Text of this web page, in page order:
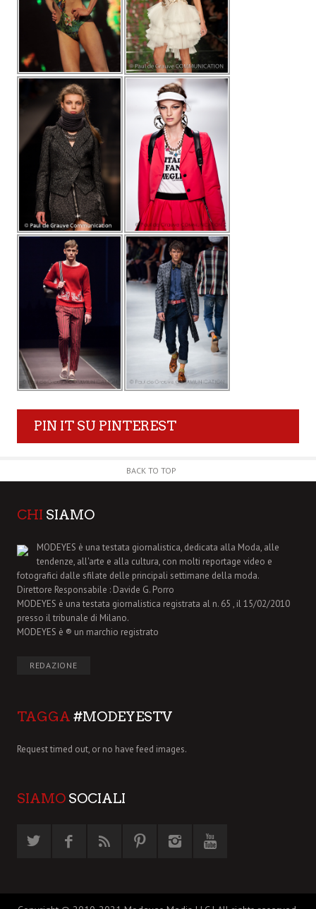
PIN IT SU PINTEREST
BACK TO TOP
CHI SIAMO
MODEYES è una testata giornalistica, dedicata alla Moda, alle
tendenze, all'arte e alla cultura, con molti reportage video e
fotografici dalle sfilate delle principali settimane della moda.
Direttore Responsabile : Davide G. Porro
MODEYES è una testata giornalistica registrata al n. 65 , il 15/02/2010
presso il tribunale di Milano.
MODEYES è ® un marchio registrato
REDAZIONE
TAGGA #MODEYESTV
Request timed out, or no have feed images.
SIAMO SOCIALI